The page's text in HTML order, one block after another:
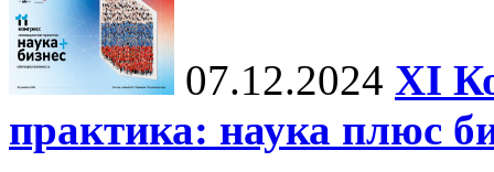
07.12.2024 ХI
практика: наука плюс